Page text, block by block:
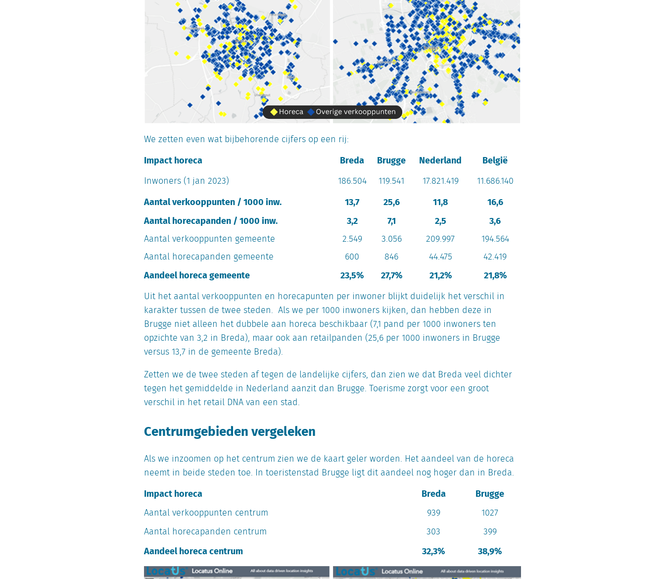
We zetten even wat bijbehorende cijfers op een rij:
Impact horeca
Breda Brugge Nederland
België
Inwoners (1 jan 2023)
186.504 119.541 17.821.419
11.686.140
Aantal verkooppunten / 1000 inw.
13,7 25,6 11,8
16,6
Aantal horecapanden / 1000 inw.
3,2 7,1 2,5
3,6
Aantal verkooppunten gemeente
2.549 3.056 209.997
194.564
Aantal horecapanden gemeente
600 846 44.475
42.419
Aandeel horeca gemeente
23,5% 27,7% 21,2%
21,8%
Uit het aantal verkooppunten en horecapunten per inwoner blijkt duidelijk het verschil in
karakter tussen de twee steden. Als we per 1000 inwoners kijken, dan hebben deze in
Brugge niet alleen het dubbele aan horeca beschikbaar (7,1 pand per 1000 inwoners ten
opzichte van 3,2 in Breda), maar ook aan retailpanden (25,6 per 1000 inwoners in Brugge
versus 13,7 in de gemeente Breda).
Zetten we de twee steden af tegen de landelijke cijfers, dan zien we dat Breda veel dichter
tegen het gemiddelde in Nederland aanzit dan Brugge. Toerisme zorgt voor een groot
verschil in het retail DNA van een stad.
Centrumgebieden vergeleken
Als we inzoomen op het centrum zien we de kaart geler worden. Het aandeel van de horeca
neemt in beide steden toe. In toeristenstad Brugge ligt dit aandeel nog hoger dan in Breda.
Impact horeca
Breda
Brugge
Aantal verkooppunten centrum
939
1027
Aantal horecapanden centrum
303
399
Aandeel horeca centrum
32,3% 38,9%